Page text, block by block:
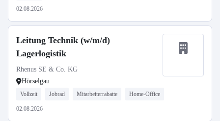
02.08.2026
Leitung Technik (w/m/d)
Lagerlogistik
Rhenus SE & Co. KG
Hörselgau
Vollzeit Jobrad Mitarbeiterrabatte Home-Office
02.08.2026